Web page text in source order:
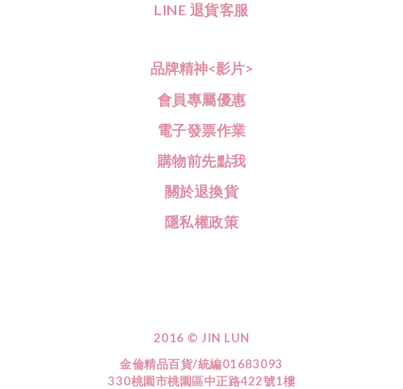
LINE 退貨客服
品牌精神<影片>
會員專屬優惠
電子發票作業
購物前先點我
關於退換貨
隱私權政策
2016 © JIN LUN
金倫精品百貨/統編01683093
330桃園市桃園區中正路422號1樓